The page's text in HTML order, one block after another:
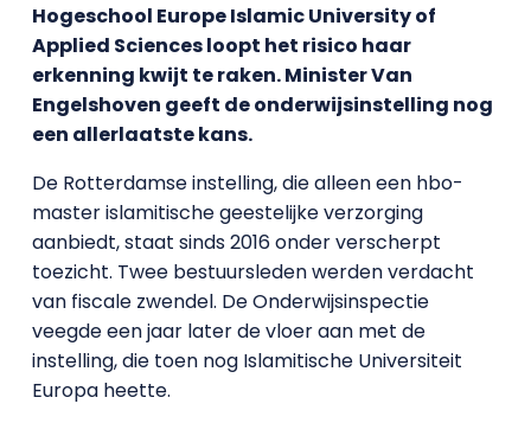
Hogeschool Europe Islamic University of
Applied Sciences loopt het risico haar
erkenning kwijt te raken. Minister Van
Engelshoven geeft de onderwijsinstelling nog
een allerlaatste kans.
De Rotterdamse instelling, die alleen een hbo-
master islamitische geestelijke verzorging
aanbiedt, staat sinds 2016 onder verscherpt
toezicht. Twee bestuursleden werden verdacht
van fiscale zwendel. De Onderwijsinspectie
veegde een jaar later de vloer aan met de
instelling, die toen nog Islamitische Universiteit
Europa heette.